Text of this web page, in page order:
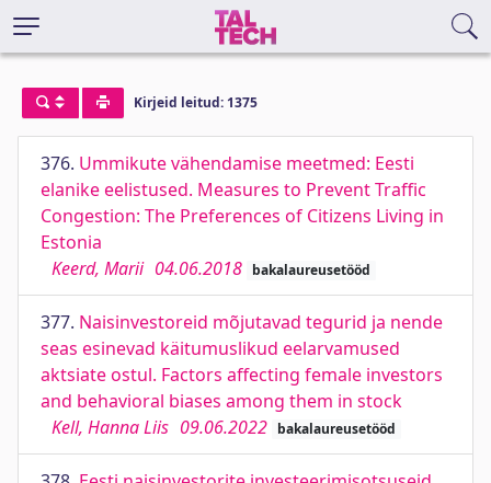
Kirjeid leitud: 1375
376. Ummikute vähendamise meetmed: Eesti
elanike eelistused. Measures to Prevent Traffic
Congestion: The Preferences of Citizens Living in
Estonia
Keerd, Marii 04.06.2018 bakalaureusetööd
377. Naisinvestoreid mõjutavad tegurid ja nende
seas esinevad käitumuslikud eelarvamused
aktsiate ostul. Factors affecting female investors
and behavioral biases among them in stock
Kell, Hanna Liis 09.06.2022 bakalaureusetööd